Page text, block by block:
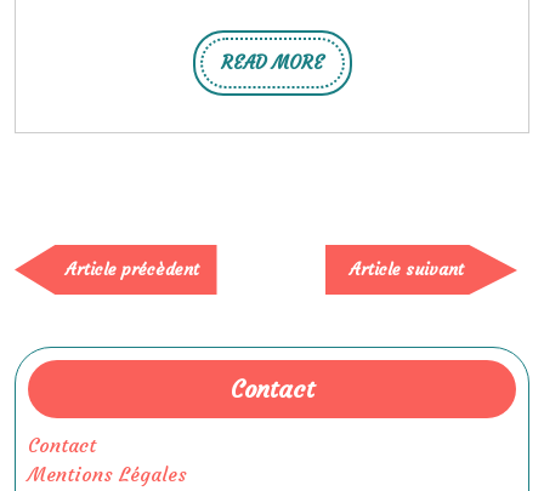
pour
vosREAD MORE
READ
MORE
Article précèdentArticle
précèdent
Article suivant
Article
Contact
Contact
Mentions Légales